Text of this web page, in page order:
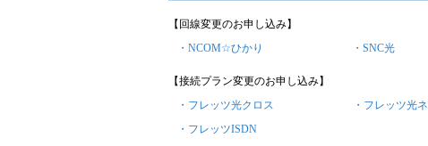
【回線変更のお申し込み】
・NCOM☆ひかり
・SNC光
【接続プラン変更のお申し込み】
・フレッツ光クロス
・フレッツ光
・フレッツISDN